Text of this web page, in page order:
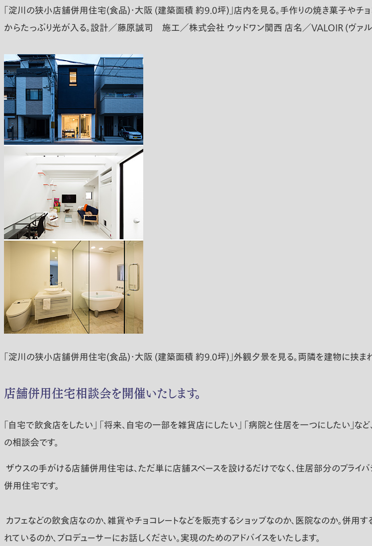
「淀川の狭小店舗併用住宅(食品)・大阪 (建築面積 約9.0坪)」店内を見る。手作りの焼き菓子やチョ
からたっぷり光が入る。設計／藤原誠司 施工／株式会社 ウッドワン関西 店名／VALOIR (ヴァル
「淀川の狭小店舗併用住宅(食品)・大阪 (建築面積 約9.0坪)」外観夕景を見る。両隣を建物に挟ま
店舗併用住宅相談会を開催いたします。
「自宅で飲食店をしたい」 「将来、自宅の一部を雑貨店にしたい」 「病院と住居を一つにしたい」
の相談会です。
ザウスの手がける店舗併用住宅は、ただ単に店舗スペースを設けるだけでなく、住居部分のプライ
併用住宅です。
カフェなどの飲食店なのか、雑貨やチョコレートなどを販売するショップなのか、医院なのか。併用
れているのか、プロデューサーにお話しください。実現のためのアドバイスをいたします。